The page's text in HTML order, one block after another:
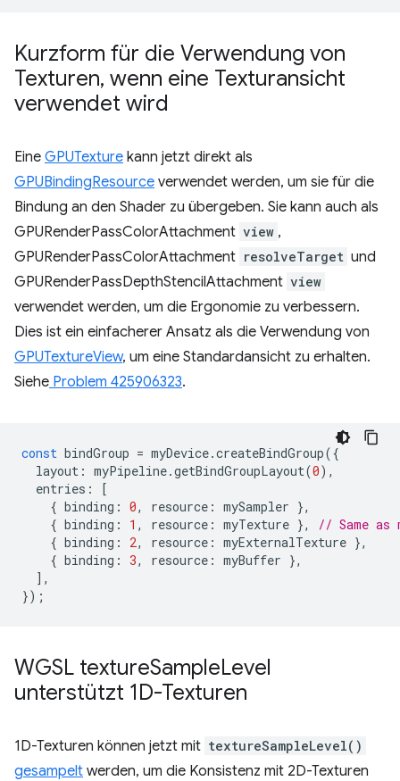
Kurzform für die Verwendung von
Texturen, wenn eine Texturansicht
verwendet wird
Eine GPUTexture kann jetzt direkt als
GPUBindingResource verwendet werden, um sie für die
Bindung an den Shader zu übergeben. Sie kann auch als
GPURenderPassColorAttachment view ,
GPURenderPassColorAttachment resolveTarget und
GPURenderPassDepthStencilAttachment view
verwendet werden, um die Ergonomie zu verbessern.
Dies ist ein einfacherer Ansatz als die Verwendung von
GPUTextureView, um eine Standardansicht zu erhalten.
Siehe Problem 425906323.
const bindGroup = myDevice.createBindGroup({
layout : myPipeline.getBindGroupLayout(0),
entries :
[
{ binding : 0, resource : mySampler },
{ binding : 1 , resource : myTexture },
// Same as
{ binding : 2, resource : myExternalTexture },
{ binding : 3, resource : myBuffer },
],
});
WGSL textureSampleLevel
unterstützt 1D-Texturen
1D-Texturen können jetzt mit textureSampleLevel()
gesampelt werden, um die Konsistenz mit 2D-Texturen